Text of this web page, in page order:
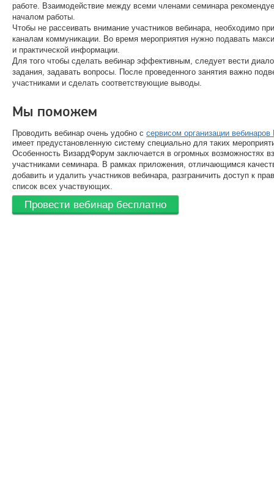
работе. Взаимодействие между всеми членами семинара
началом работы.
Чтобы не рассеивать внимание участников вебинара, необходимо
каналам коммуникации. Во время мероприятия нужно подавать
и практической информации.
Для того чтобы сделать вебинар эффективным, следует вести
задания, задавать вопросы. После проведенного занятия важно
участниками и сделать соответствующие выводы.
Мы поможем
Проводить вебинар очень удобно с сервисом организации
имеет предустановленную систему специально для таких
Особенность ВизардФорум заключается в огромных возможностях
участниками семинара. В рамках приложения, отличающимся
добавить и удалить участников вебинара, разграничить доступ к
список всех участвующих.
Провести вебинар бесплатно